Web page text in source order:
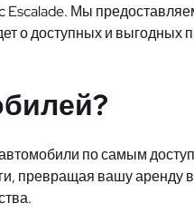
Escalade. Мы
о доступных и
по самым
превращая вашу